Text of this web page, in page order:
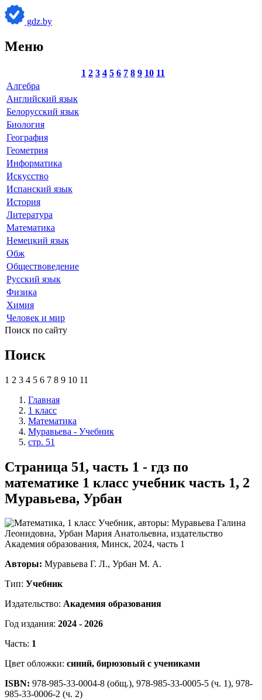
gdz.by
Меню
1 2 3 4 5 6 7 8 9 10 11
Алгебра
Английский язык
Белорусский язык
Биология
География
Геометрия
Информатика
Искусство
Испанский язык
История
Литература
Математика
Немецкий язык
Обж
Обществоведение
Русский язык
Физика
Химия
Человек и мир
Поиск по сайту
Поиск
1 2 3 4 5 6 7 8 9 10 11
Главная
1 класс
Математика
Муравьева - Учебник
стр. 51
Страница 51, часть 1 - гдз по
математике 1 класс учебник часть 1, 2
Муравьева, Урбан
Авторы: Муравьева Г. Л., Урбан М. А.
Тип: Учебник
Издательство: Академия образования
Год издания: 2024 - 2026
Часть: 1
Цвет обложки: синий, бирюзовый с учениками
ISBN: 978-985-33-0004-8 (общ.), 978-985-33-0005-5 (ч. 1), 978-
985-33-0006-2 (ч. 2)